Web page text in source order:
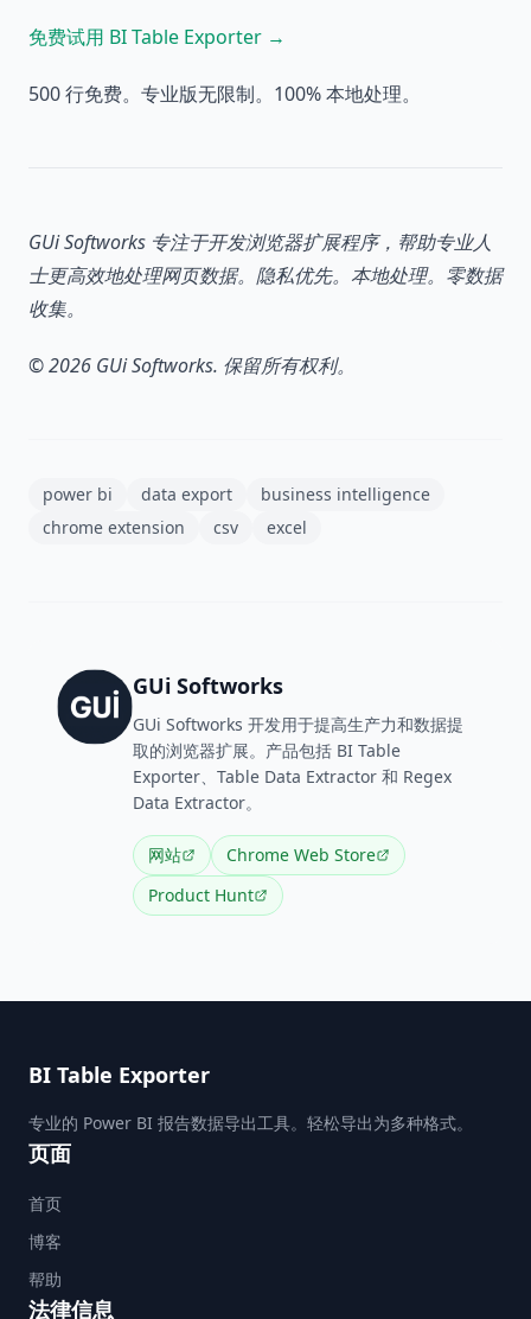
免费试用 BI Table Exporter →
500 行免费。专业版无限制。100% 本地处理。
GUi Softworks 专注于开发浏览器扩展程序，帮助专业人
士更高效地处理网页数据。隐私优先。本地处理。零数据
收集。
© 2026 GUi Softworks. 保留所有权利。
power bi data export
business intelligence
chrome extension
csv excel
GUi Softworks
GUi Softworks 开发用于提高生产力和数据提
取的浏览器扩展。产品包括 BI Table
Exporter、Table Data Extractor 和 Regex
Data Extractor。
网站
Chrome Web Store
Product Hunt
BI Table Exporter
专业的 Power BI 报告数据导出工具。轻松导出为多种格式。
页面
首页
博客
帮助
法律信息